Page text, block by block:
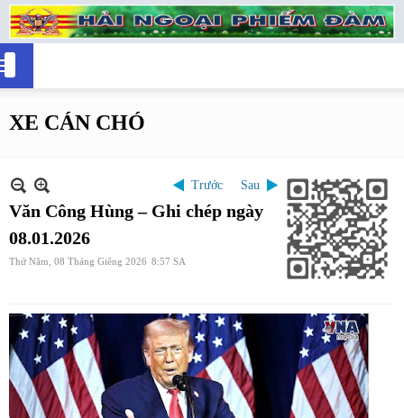
XE CÁN CHÓ
Trước Sau
Văn Công Hùng – Ghi chép ngày
08.01.2026
Thứ Năm, 08 Tháng Giêng 2026 8:57 SA